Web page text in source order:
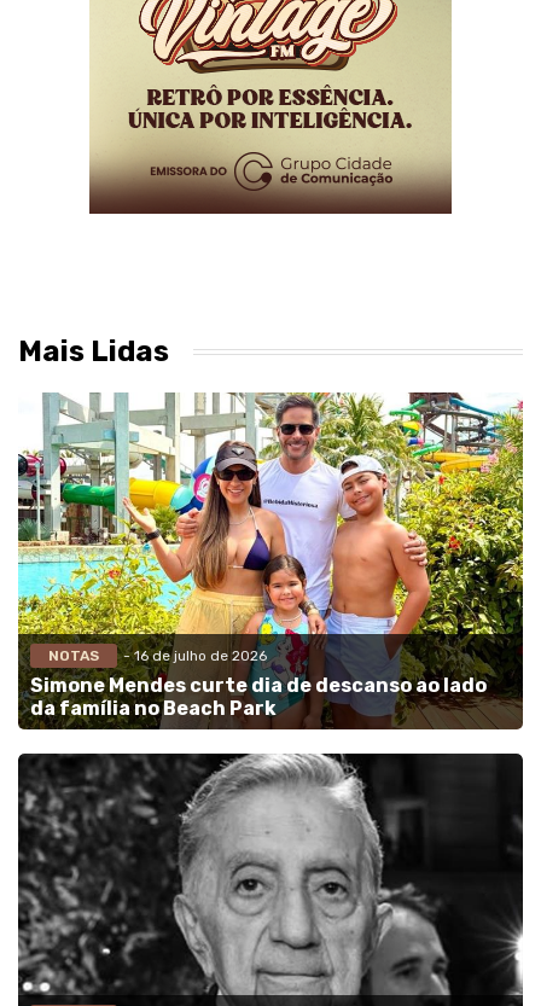
Mais Lidas
NOTAS - 16 de julho de 2026
Simone Mendes curte dia de descanso ao lado
da família no Beach Park